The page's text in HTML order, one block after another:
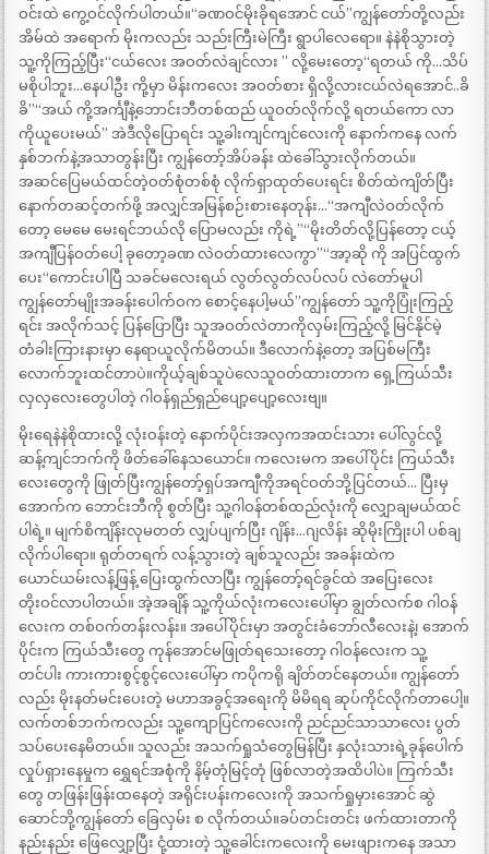
ဝင်းထဲ ကွေ့ဝင်လိုက်ပါတယ်။“ခဏဝင်မိုးခိုရအောင် ငယ်”ကျွန်တော်တို့လည်း
အိမ်ထဲ အရောက် မိုးကလည်း သည်းကြီးမဲကြီး ရွာပါလေရော။ နဲနဲစိုသွားတဲ့
သူ့ကိုကြည့်ပြီး“ငယ်လေး အဝတ်လဲချင်လား ” လို့မေးတော့“ရတယ် ကို…သိပ်
မစိုပါဘူး…နေပါဦး ကို့မှာ မိန်းကလေး အဝတ်စား ရှိလို့လားငယ်လဲရအောင်..ခိ
ခိ”“အယ် ကို့အင်္ကျီနဲ့ဘောင်းဘီတစ်ထည် ယူဝတ်လိုက်လို့ ရတယ်ကော လာ
ကိုယူပေးမယ်” အဲဒီလိုပြောရင်း သူ့ခါးကျင်ကျင်လေးကို နောက်ကနေ လက်
နှစ်ဘက်နဲ့အသာတွန်းပြီး ကျွန်တော့်အိပ်ခန်း ထဲခေါ်သွားလိုက်တယ်။
အဆင်ပြေမယ်ထင်တဲ့ဝတ်စုံတစ်စုံ လိုက်ရှာထုတ်ပေးရင်း စိတ်ထဲကျိတ်ပြီး
နောက်တဆင့်တက်ဖို့ အလျှင်အမြန်စဉ်းစားနေတုန်း…“အကျီလဲဝတ်လိုက်
တော့ မေမေ မေးရင်ဘယ်လို ပြောမလည်း ကိုရဲ့”“မိုးတိတ်လို့ပြန်တော့ ငယ့်
အကျီပြန်ဝတ်ပေါ့ ခုတော့ခဏ လဲဝတ်ထားလေကွာ”“အာ့ဆို ကို အပြင်ထွက်
ပေး“ကောင်းပါပြီ သခင်မလေးရယ် လွတ်လွတ်လပ်လပ် လဲတော်မူပါ
ကျွန်တော်မျိုးအခန်းပေါက်ဝက စောင့်နေပါ့မယ်”ကျွန်တော် သူ့ကိုပြုံးကြည့်
ရင်း အလိုက်သင့် ပြန်ပြောပြီး သူအဝတ်လဲတာကိုလှမ်းကြည့်လို့ မြင်နိုင်မဲ့
တံခါးကြားနားမှာ နေရာယူလိုက်မိတယ်။ ဒီလောက်နဲ့တော့ အပြစ်မကြီး
လောက်ဘူးထင်တာပဲ။ကိုယ့်ချစ်သူပဲလေသူဝတ်ထားတာက ရှေ့ကြယ်သီး
လှလှလေးတွေပါတဲ့ ဂါဝန်ရှည်ရှည်ပျော့ပျော့လေးဗျ။
မိုးရေနဲနဲစိုထားလို့ လုံးဝန်းတဲ့ နောက်ပိုင်းအလှကအထင်းသား ပေါ်လွင်လို့
ဆန့်ကျင်ဘက်ကို ဖိတ်ခေါ်နေသယောင်။ ကလေးမက အပေါ်ပိုင်း ကြယ်သီး
လေးတွေကို ဖြုတ်ပြီးကျွန်တော့်ရှပ်အကျီကိုအရင်ဝတ်ဘို့ပြင်တယ်… ပြီးမှ
အောက်က ဘောင်းဘီကို စွတ်ပြီး သူ့ဂါဝန်တစ်ထည်လုံးကို လျှောချမယ်ထင်
ပါရဲ့။ မျက်စိကျိန်းလုမတတ် လျှပ်ပျက်ပြီး ဂျိန်း…ဂျလိန်း ဆိုမိုးကြိုးပါ ပစ်ချ
လိုက်ပါရော။ ရုတ်တရက် လန့်သွားတဲ့ ချစ်သူလည်း အခန်းထဲက
ယောင်ယမ်းလန့်ဖြန့် ပြေးထွက်လာပြီး ကျွန်တော့်ရင်ခွင်ထဲ အပြေးလေး
တိုးဝင်လာပါတယ်။ အဲ့အချိန် သူ့ကိုယ်လုံးကလေးပေါ်မှာ ချွတ်လက်စ ဂါဝန်
လေးက တစ်ဝက်တန်းလန်း။ အပေါ်ပိုင်းမှာ အတွင်းခံဘော်လီလေးနဲ့၊ အောက်
ပိုင်းက ကြယ်သီးတွေ ကုန်အောင်မဖြုတ်ရသေးတော့ ဂါဝန်လေးက သူ့
တင်ပါး ကားကားစွင့်စွင့်လေးပေါ်မှာ ကပိုကရို ချိတ်တင်နေတယ်။ ကျွန်တော်
လည်း မိုးနတ်မင်းပေးတဲ့ မဟာအခွင့်အရေးကို မိမိရရ ဆုပ်ကိုင်လိုက်တာပေါ့။
လက်တစ်ဘက်ကလည်း သူ့ကျောပြင်ကလေးကို ညင်ညင်သာသာလေး ပွတ်
သပ်ပေးနေမိတယ်။ သူလည်း အသက်ရှုသံတွေမြန်ပြီး နှလုံးသားရဲ့ခုန်ပေါက်
လှုပ်ရှားနေမှုက ရွှေရင်အစုံကို နိမ့်တုံမြင့်တုံ ဖြစ်လာတဲ့အထိပါပဲ။ ကြက်သီး
တွေ တဖြန်းဖြန်းထနေတဲ့ အရိုင်းပန်းကလေးကို အသက်ရှုမှားအောင် ဆွဲ
ဆောင်ဘို့ကျွန်တော် ခြေလှမ်း စ လိုက်တယ်။ခပ်တင်းတင်း ဖက်ထားတာကို
နည်းနည်း ဖြေလျှော့ပြီး ငုံ့ထားတဲ့ သူ့ခေါင်းကလေးကို မေးဖျားကနေ အသာ